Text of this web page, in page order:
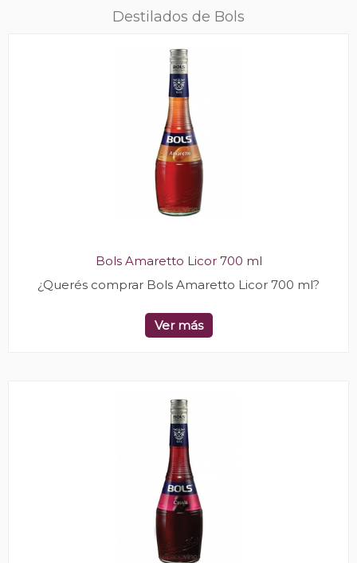
Destilados de Bols
Bols Amaretto Licor 700 ml
¿Querés comprar Bols Amaretto Licor 700 ml?
Ver más